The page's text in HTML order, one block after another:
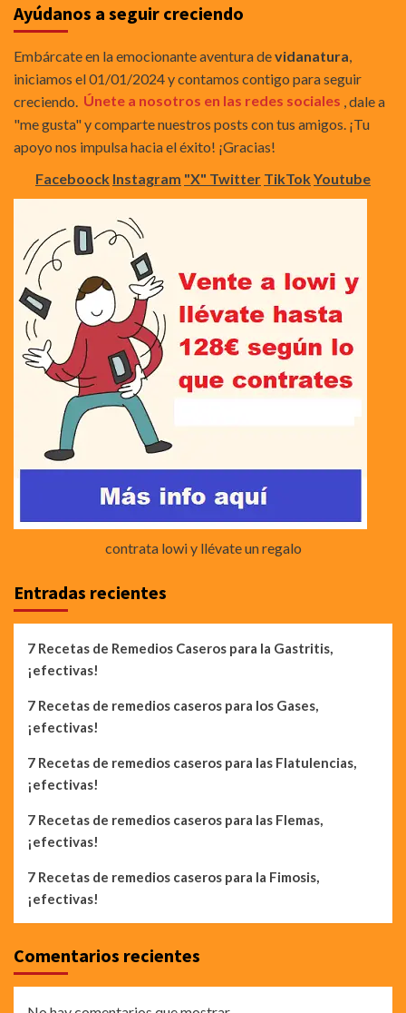
Ayúdanos a seguir creciendo
Embárcate en la emocionante aventura devidanatura
iniciamos el 01/01/2024 y contamos contigo para seguir
creciendo. Únete a nosotros en las redes sociales , dale a
"me gusta" y comparte nuestros posts con tus amigos. ¡Tu
apoyo nos impulsa hacia el éxito! ¡Gracias!
Faceboock Instagram "X" Twitter TikTokYoutube
contrata lowi y llévate un regalo
Entradas recientes
7 Recetas de Remedios Caseros para la Gastritis,
¡efectivas!
7 Recetas de remedios caseros para los Gases,
¡efectivas!
7 Recetas de remedios caseros para las Flatulencias,
¡efectivas!
7 Recetas de remedios caseros para las Flemas,
¡efectivas!
7 Recetas de remedios caseros para la Fimosis,
¡efectivas!
Comentarios recientes